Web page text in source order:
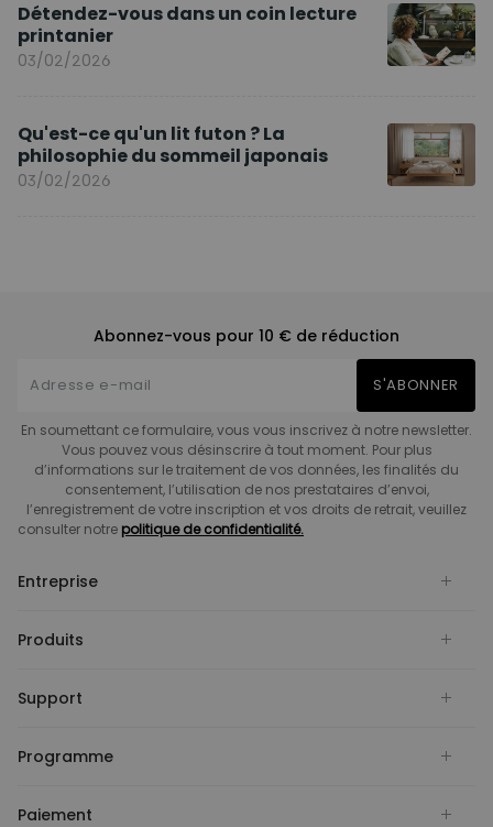
Détendez-vous dans un coin lecture
printanier
03/02/2026
Qu'est-ce qu'un lit futon ? La
philosophie du sommeil japonais
03/02/2026
Abonnez-vous pour 10 € de réduction
S'ABONNER
En soumettant ce formulaire, vous vous inscrivez à notre newsletter.
Vous pouvez vous désinscrire à tout moment. Pour plus
d’informations sur le traitement de vos données, les finalités du
consentement, l’utilisation de nos prestataires d’envoi,
l’enregistrement de votre inscription et vos droits de retrait, veuillez
consulter notre politique de confidentialité.
Entreprise
Produits
Support
Programme
Paiement